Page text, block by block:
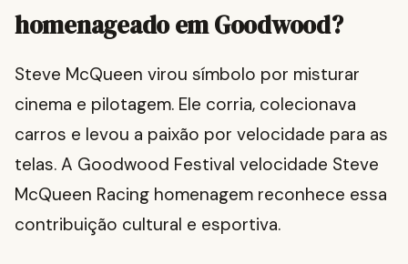
homenageado em Goodwood?
Steve McQueen virou símbolo por misturar
cinema e pilotagem. Ele corria, colecionava
carros e levou a paixão por velocidade para as
telas. A Goodwood Festival velocidade Steve
McQueen Racing homenagem reconhece essa
contribuição cultural e esportiva.